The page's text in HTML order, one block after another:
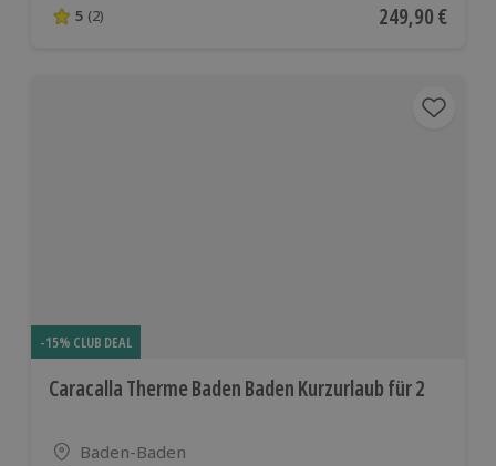
5 von 5 Sternen basierend auf 2 Bewertungen
5 (2) Aktueller Preis
249,90 €
-15% CLUB DEAL
Caracalla Therme Baden Baden Kurzurlaub für 2
Standort
Baden-Baden